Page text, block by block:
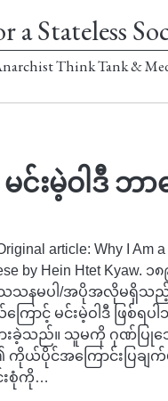
a Stateless
Think Tank &
းမဲ့ဝါဒီ ဘာ
article: Why I Am
by Hein Htet
ေသနမပါ/အပိုအလိုမရှိသည့်
ာင့် မင်းမဲ့ဝါဒီ ဖြစ်ရပ
ားခဲ့သည်။ သူမကို ဂုဏ်ပြု
ပိုင်အကြောင်းပြချက်မျ
းစုံကို…